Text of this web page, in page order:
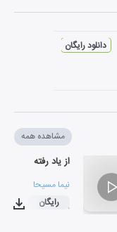
دانلود رایگان
مشاهده همه
از یاد رفته
نیما مسیحا
۰۳:۱۸رایگان